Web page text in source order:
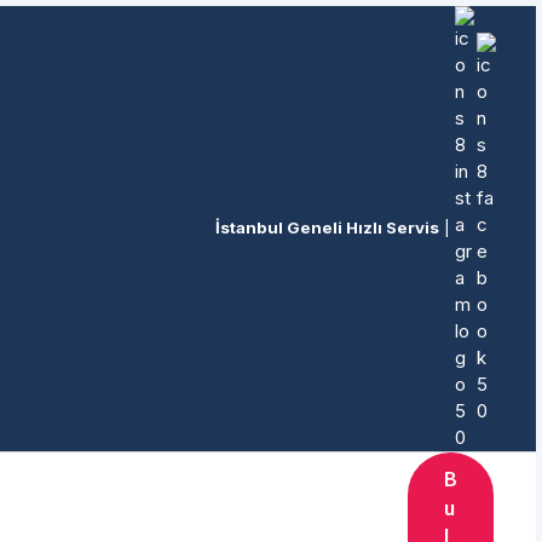
İstanbul Geneli Hızlı Servis
B
u